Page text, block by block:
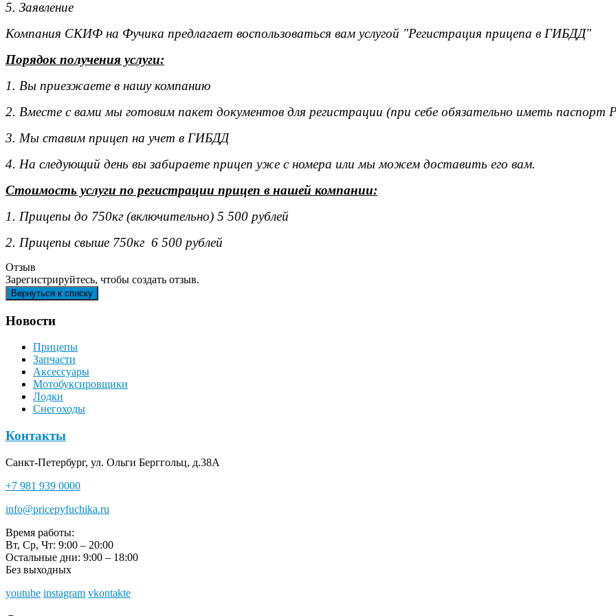
5. Заявление
Компания СКИФ на Фучика предлагает воспользоваться вам услугой "Регистрация прицепа в ГИБДД"
Порядок получения услуги:
1. Вы приезжаете в нашу компанию
2. Вместе с вами мы готовим пакет документов для регистрации (при себе обязательно иметь паспорт
3. Мы ставим прицеп на учет в ГИБДД
4. На следующий день вы забираете прицеп уже с номера или мы можем доставить его вам.
Стоимость услуги по регистрации прицеп в нашей компании:
1. Прицепы до 750кг (включительно) 5 500 рублей
2. Прицепы свыше 750кг 6 500 рублей
Отзыв
Зарегистрируйтесь, чтобы создать отзыв.
Новости
Прицепы
Запчасти
Аксессуары
Мотобуксировщики
Лодки
Снегоходы
Контакты
Санкт-Петербург, ул. Ольги Берггольц, д.38А
+7 981 939 0000
info@pricepyfuchika.ru
Время работы:
Вт, Ср, Чт: 9:00 – 20:00
Остальные дни: 9:00 – 18:00
Без выходных
youtube instagram vkontakte